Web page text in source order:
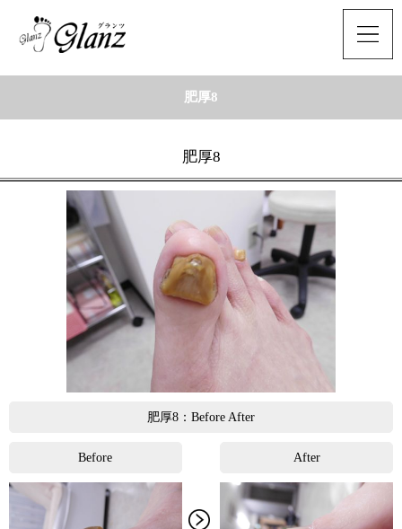
肥厚8
肥厚8
肥厚8：Before After
Before After